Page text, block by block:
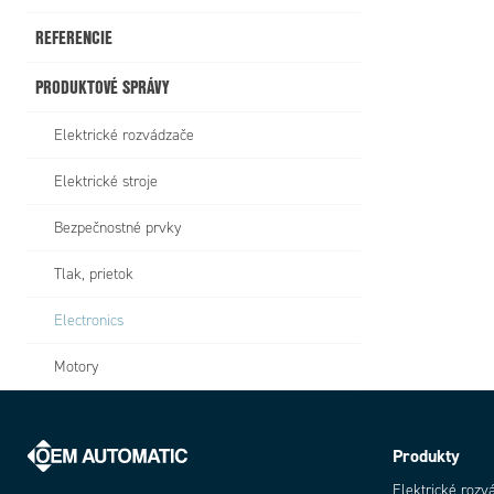
REFERENCIE
PRODUKTOVÉ SPRÁVY
Elektrické rozvádzače
Elektrické stroje
Bezpečnostné prvky
Tlak, prietok
Electronics
Motory
Produkty